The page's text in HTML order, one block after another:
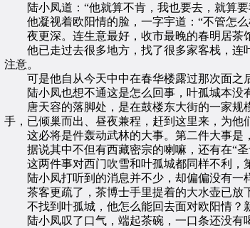
陆小凤道：“他就算不肯，我也要去，就算要
他凝视着欧阳情的脸，一字宇道：“不管怎么
夜更深。连生意最好，收市最晚的春明居茶馆
他已走过去很多地方，找了很多家客栈，连叶
注意。
可是他自从今天中中在春华楼露过那次面之后
陆小凤也想不通这是怎么回事，叶孤城本没有
唐天容的落脚处，是在鼓楼东大街的一家规模
手，已倾巢而出、昼夜兼程，赶到这里来，为他
这必将是件轰动武林的大事。第二件大事是
据说其中不但有西藏密宗的喇嘛，还有在“圣
这两件事对西门吹雪和叶孤城都同样不利，第
陆小凤打听到的消息并不少，却偏偏没有一
茶客更疏了，茶博士手里提着的大水壶已放下
不找到叶孤城，他怎么能回去面对欧阳情？
陆小凤叹了口气，端起茶碗，一口条还没有